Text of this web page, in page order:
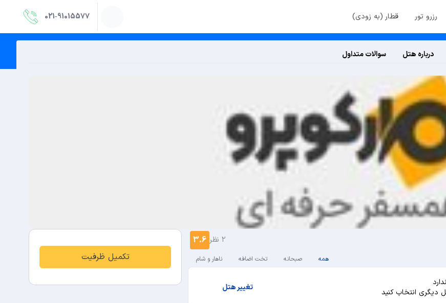
رزرو تور قطار (به زودی) 021‑91015577
درباره هتل سوالات متداول
2 نظر 3.6
همه صبحانه تخت اضافه ناهار و شام
دیگری انتخاب کنید
تغییر هتل
تکمیل ظرفیت